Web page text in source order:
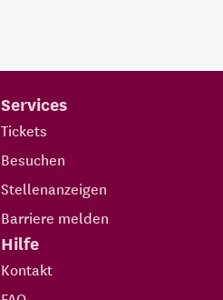
Services
Tickets
Besuchen
Stellenanzeigen
Barriere melden
Hilfe
Kontakt